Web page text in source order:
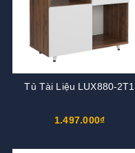
Tủ Tài Liệu LUX880-2T1
1.497.000₫